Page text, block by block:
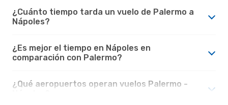
¿Cuánto tiempo tarda un vuelo de Palermo a
Nápoles?
¿Es mejor el tiempo en Nápoles en
comparación con Palermo?
¿Qué aeropuertos operan vuelos Palermo -